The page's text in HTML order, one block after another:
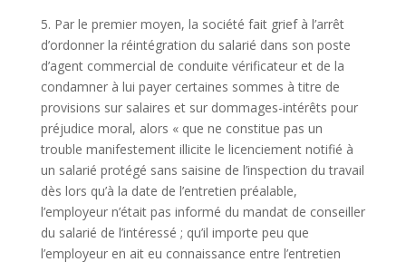
5. Par le premier moyen, la société fait grief à l’arrêt
d’ordonner la réintégration du salarié dans son poste
d’agent commercial de conduite vérificateur et de la
condamner à lui payer certaines sommes à titre de
provisions sur salaires et sur dommages-intérêts pour
préjudice moral, alors « que ne constitue pas un
trouble manifestement illicite le licenciement notifié à
un salarié protégé sans saisine de l’inspection du travail
dès lors qu’à la date de l’entretien préalable,
l’employeur n’était pas informé du mandat de conseiller
du salarié de l’intéressé ; qu’il importe peu que
l’employeur en ait eu connaissance entre l’entretien